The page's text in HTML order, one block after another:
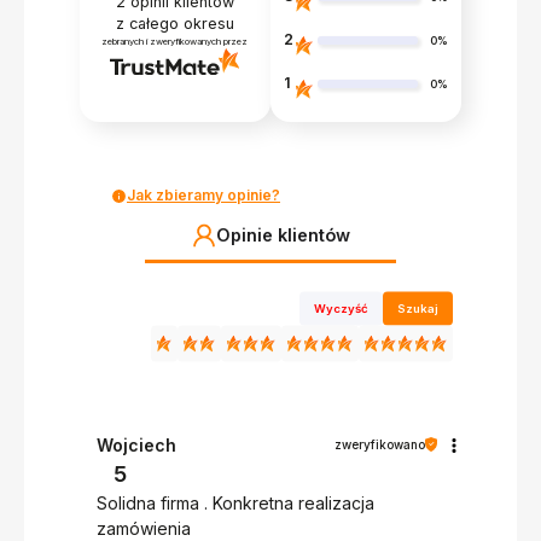
z całego okresu
zebranych i zweryfikowanych przez 2 0%
1 0%
Jak zbieramy opinie?
Opinie klientów
Wyczyść Szukaj
Wojciech zweryfikowano
5
Solidna firma . Konkretna realizacja
zamówienia